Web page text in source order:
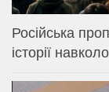
Російська
історії